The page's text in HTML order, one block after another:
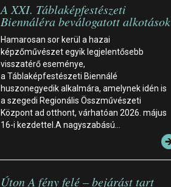
A XXI. Táblaképfestészeti
Biennáléra beválogatott alkotások
Hamarosan sor kerül a hazai
képzőművészet egyik legjelentősebb
visszatérő eseménye,
a Táblaképfestészeti Biennálé
huszonegyedik alkalmára, amelynek idén is
a szegedi Regionális Összművészeti
Központ ad otthont, várhatóan 2026. május
16-i kezdettel.A nagyszabású…
Úton A fény felé – bejárást tart